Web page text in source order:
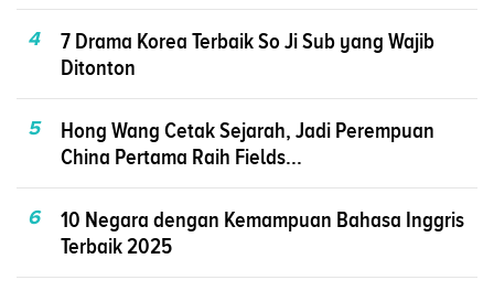
4
7 Drama Korea Terbaik So Ji Sub yang Wajib
Ditonton
5
Hong Wang Cetak Sejarah, Jadi Perempuan
China Pertama Raih Fields...
6
10 Negara dengan Kemampuan Bahasa Inggris
Terbaik 2025